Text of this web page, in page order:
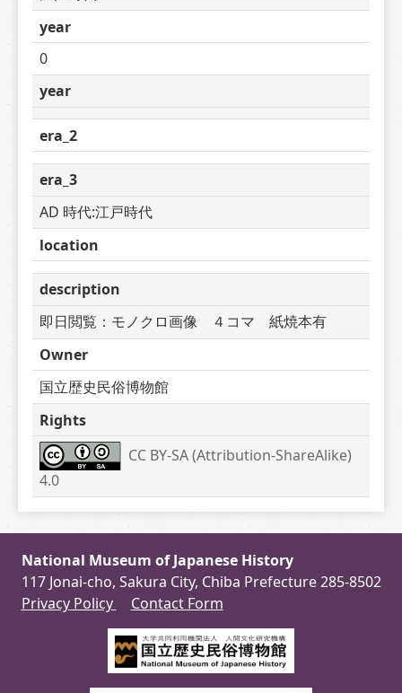
year
0
year
era_2
era_3
AD 時代:江戸時代
location
description
即日閲覧：モノクロ画像　４コマ　紙焼本有
Owner
国立歴史民俗博物館
Rights
CC BY-SA (Attribution-ShareAlike)
4.0
National Museum of Japanese History
117 Jonai-cho, Sakura City, Chiba Prefecture 285-8502
Privacy Policy
Contact Form